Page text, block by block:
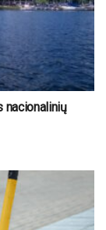
nacionalinių